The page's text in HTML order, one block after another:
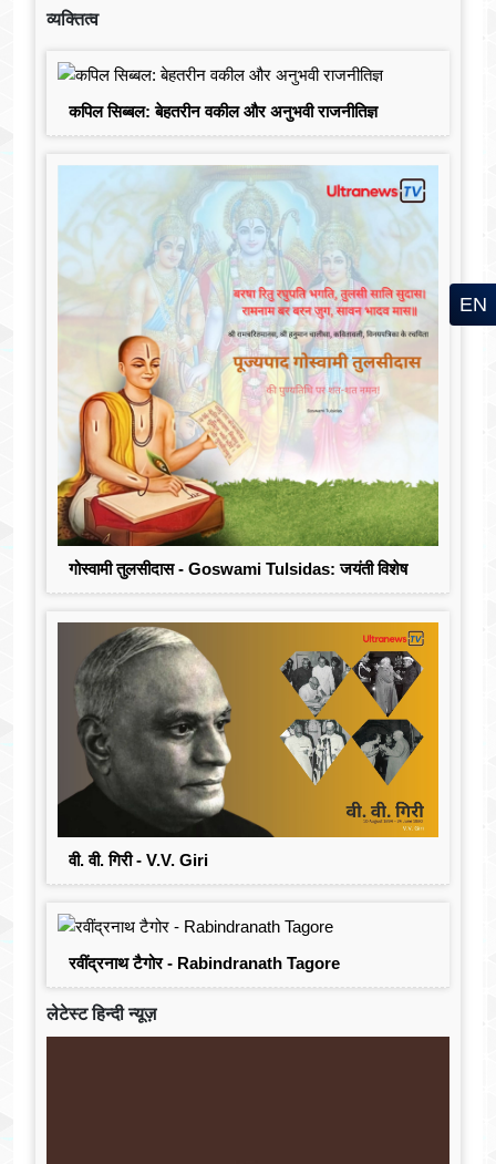
व्यक्तित्व
कपिल सिब्बल: बेहतरीन वकील और अनुभवी राजनीतिज्ञ
गोस्वामी तुलसीदास - Goswami Tulsidas: जयंती विशेष
वी. वी. गिरी - V.V. Giri
रवींद्रनाथ टैगोर - Rabindranath Tagore
लेटेस्ट हिन्दी न्यूज़
EN